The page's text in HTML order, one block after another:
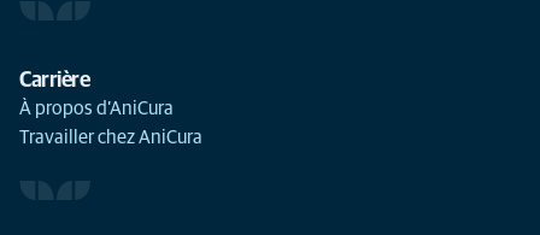
Carrière
À propos d’AniCura
Travailler chez AniCura